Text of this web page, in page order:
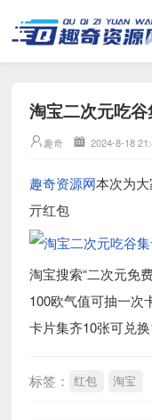
淘宝二次元吃
趣奇 2024-8-18
趣奇资源网本次为
亓红包
淘宝搜索“二次元免
100欧气值可抽一次
卡片集齐10张可兑换
标签： 红包 淘宝